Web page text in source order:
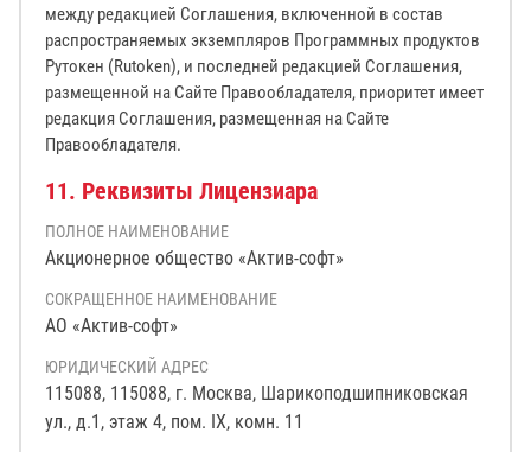
между редакцией Соглашения, включенной в состав
распространяемых экземпляров Программных продуктов
Рутокен (Rutoken), и последней редакцией Соглашения,
размещенной на Сайте Правообладателя, приоритет имеет
редакция Соглашения, размещенная на Сайте
Правообладателя.
11. Реквизиты Лицензиара
ПОЛНОЕ НАИМЕНОВАНИЕ
Акционерное общество «Актив-софт»
СОКРАЩЕННОЕ НАИМЕНОВАНИЕ
АО «Актив-софт»
ЮРИДИЧЕСКИЙ АДРЕС
115088, 115088, г. Москва, Шарикоподшипниковская
ул., д.1, этаж 4, пом. IX, комн. 11